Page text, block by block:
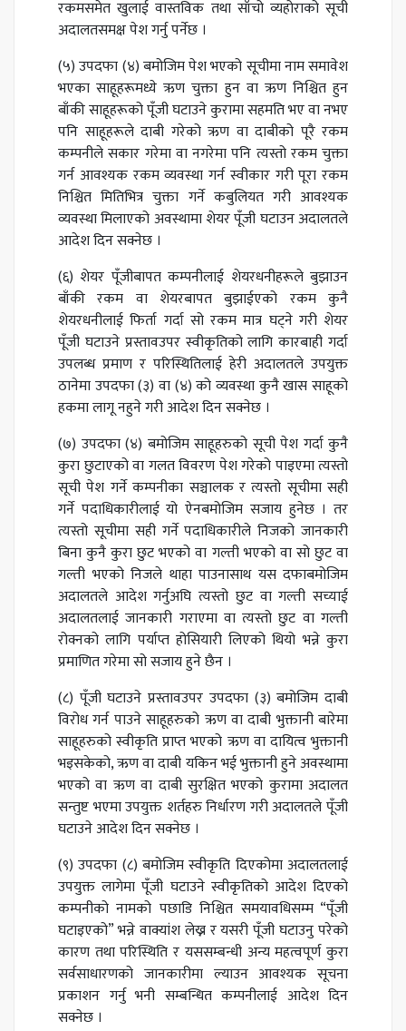
रकमसमेत खुलाई वास्तविक तथा साँचो व्यहोराको सूची
अदालतसमक्ष पेश गर्नु पर्नेछ ।
(५) उपदफा (४) बमोजिम पेश भएको सूचीमा नाम समावेश
भएका साहूहरूमध्ये ऋण चुक्ता हुन वा ऋण निश्चित हुन
बाँकी साहूहरूको पूँजी घटाउने कुरामा सहमति भए वा नभए
पनि साहूहरूले दाबी गरेको ऋण वा दाबीको पूरै रकम
कम्पनीले सकार गरेमा वा नगरेमा पनि त्यस्तो रकम चुक्ता
गर्न आवश्यक रकम व्यवस्था गर्न स्वीकार गरी पूरा रकम
निश्चित मितिभित्र चुक्ता गर्ने कबुलियत गरी आवश्यक
व्यवस्था मिलाएको अवस्थामा शेयर पूँजी घटाउन अदालतले
आदेश दिन सक्नेछ ।
(६) शेयर पूँजीबापत कम्पनीलाई शेयरधनीहरूले बुझाउन
बाँकी रकम वा शेयरबापत बुझाईएको रकम कुनै
शेयरधनीलाई फिर्ता गर्दा सो रकम मात्र घट्ने गरी शेयर
पूँजी घटाउने प्रस्तावउपर स्वीकृतिको लागि कारबाही गर्दा
उपलब्ध प्रमाण र परिस्थितिलाई हेरी अदालतले उपयुक्त
ठानेमा उपदफा (३) वा (४) को व्यवस्था कुनै खास साहूको
हकमा लागू नहुने गरी आदेश दिन सक्नेछ ।
(७) उपदफा (४) बमोजिम साहूहरुको सूची पेश गर्दा कुनै
कुरा छुटाएको वा गलत विवरण पेश गरेको पाइएमा त्यस्तो
सूची पेश गर्ने कम्पनीका सञ्चालक र त्यस्तो सूचीमा सही
गर्ने पदाधिकारीलाई यो ऐनबमोजिम सजाय हुनेछ । तर
त्यस्तो सूचीमा सही गर्ने पदाधिकारीले निजको जानकारी
बिना कुनै कुरा छुट भएको वा गल्ती भएको वा सो छुट वा
गल्ती भएको निजले थाहा पाउनासाथ यस दफाबमोजिम
अदालतले आदेश गर्नुअघि त्यस्तो छुट वा गल्ती सच्याई
अदालतलाई जानकारी गराएमा वा त्यस्तो छुट वा गल्ती
रोक्नको लागि पर्याप्त होसियारी लिएको थियो भन्ने कुरा
प्रमाणित गरेमा सो सजाय हुने छैन ।
(८) पूँजी घटाउने प्रस्तावउपर उपदफा (३) बमोजिम दाबी
विरोध गर्न पाउने साहूहरुको ऋण वा दाबी भुक्तानी बारेमा
साहूहरुको स्वीकृति प्राप्त भएको ऋण वा दायित्व भुक्तानी
भइसकेको, ऋण वा दाबी यकिन भई भुक्तानी हुने अवस्थामा
भएको वा ऋण वा दाबी सुरक्षित भएको कुरामा अदालत
सन्तुष्ट भएमा उपयुक्त शर्तहरु निर्धारण गरी अदालतले पूँजी
घटाउने आदेश दिन सक्नेछ ।
(९) उपदफा (८) बमोजिम स्वीकृति दिएकोमा अदालतलाई
उपयुक्त लागेमा पूँजी घटाउने स्वीकृतिको आदेश दिएको
कम्पनीको नामको पछाडि निश्चित समयावधिसम्म “पूँजी
घटाइएको” भन्ने वाक्यांश लेख्न र यसरी पूँजी घटाउनु परेको
कारण तथा परिस्थिति र यससम्बन्धी अन्य महत्वपूर्ण कुरा
सर्वसाधारणको जानकारीमा ल्याउन आवश्यक सूचना
प्रकाशन गर्नु भनी सम्बन्धित कम्पनीलाई आदेश दिन
सक्नेछ ।